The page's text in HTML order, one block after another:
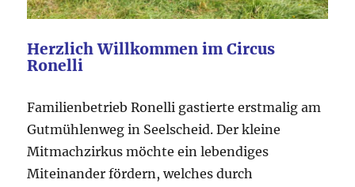
Herzlich Willkommen im Circus
Ronelli
Familienbetrieb Ronelli gastierte erstmalig am
Gutmühlenweg in Seelscheid. Der kleine
Mitmachzirkus möchte ein lebendiges
Miteinander fördern, welches durch